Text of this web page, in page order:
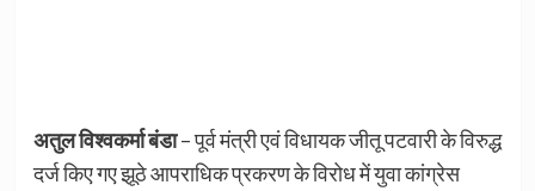
अतुल विश्वकर्मा बंडा– पूर्व मंत्री एवं विधायक जीतू पटवारी के विरुद्ध
दर्ज किए गए झूठे आपराधिक प्रकरण के विरोध में युवा कांग्रेस